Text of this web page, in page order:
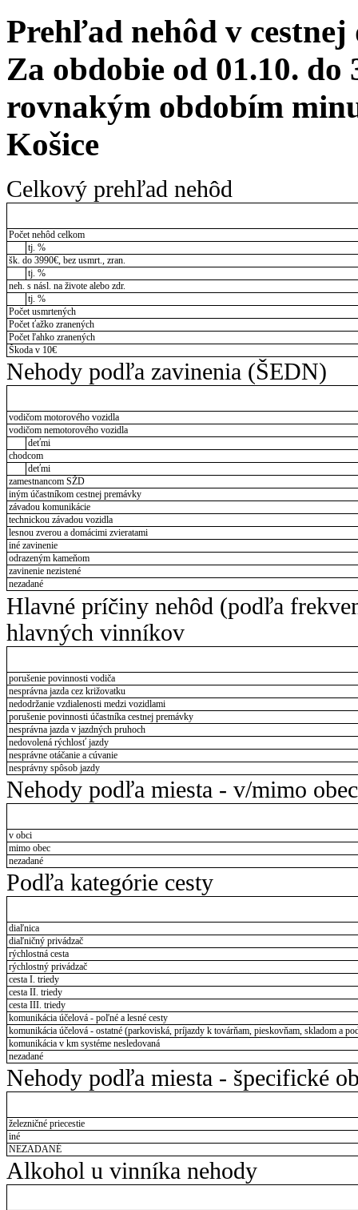
Prehľad nehôd v cestnej
Za obdobie od 01.10. do
rovnakým obdobím
Košice
Celkový prehľad nehôd
Počet nehôd celkom
tj. %
šk. do 3990€, bez usmrt., zran.
tj. %
neh. s násl. na živote alebo zdr.
tj. %
Počet usmrtených
Počet ťažko zranených
Počet ľahko zranených
Škoda v 10€
Nehody podľa zavinenia (ŠEDN)
vodičom motorového vozidla
vodičom nemotorového vozidla
deťmi
chodcom
deťmi
zamestnancom SŽD
iným účastníkom cestnej premávky
závadou komunikácie
technickou závadou vozidla
lesnou zverou a domácimi zvieratami
iné zavinenie
odrazeným kameňom
zavinenie nezistené
nezadané
Hlavné príčiny nehôd (podľa
hlavných vinníkov
porušenie povinnosti vodiča
nesprávna jazda cez križovatku
nedodržanie vzdialenosti medzi vozidlami
porušenie povinnosti účastníka cestnej premávky
nesprávna jazda v jazdných pruhoch
nedovolená rýchlosť jazdy
nesprávne otáčanie a cúvanie
nesprávny spôsob jazdy
Nehody podľa miesta - v/mimo obec
v obci
mimo obec
nezadané
Podľa kategórie cesty
diaľnica
diaľničný privádzač
rýchlostná cesta
rýchlostný privádzač
cesta I. triedy
cesta II. triedy
cesta III. triedy
komunikácia účelová - poľné a lesné cesty
komunikácia účelová - ostatné (parkoviská, príjazdy k továrňam, pieskovňam, skladom a
komunikácia v km systéme nesledovaná
nezadané
Nehody podľa miesta - špecifické
železničné priecestie
iné
NEZADANÉ
Alkohol u vinníka nehody